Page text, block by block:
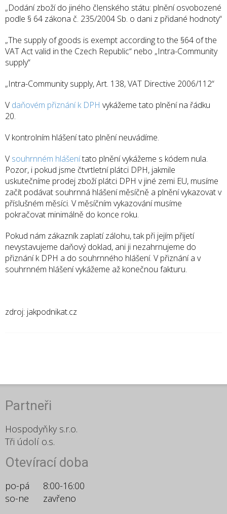
„Dodání zboží do jiného členského státu: plnění osvobozené
podle § 64 zákona č. 235/2004 Sb. o dani z přidané hodnoty“
„The supply of goods is exempt according to the §64 of the
VAT Act valid in the Czech Republic“ nebo „Intra-Community
supply“
„Intra-Community supply, Art. 138, VAT Directive 2006/112“
V daňovém přiznání k DPH vykážeme tato plnění na řádku
20.
V kontrolním hlášení tato plnění neuvádíme.
V souhrnném hlášenítato plnění vykážeme s kódem nula.
Pozor, i pokud jsme čtvrtletní plátci DPH, jakmile
uskutečníme prodej zboží plátci DPH v jiné zemi EU, musíme
začít podávat souhrnná hlášení měsíčně a plnění vykazovat v
příslušném měsíci. V měsíčním vykazování musíme
pokračovat minimálně do konce roku.
Pokud nám zákazník zaplatí zálohu, tak při jejím přijetí
nevystavujeme daňový doklad, ani ji nezahrnujeme do
přiznání k DPH a do souhrnného hlášení. V přiznání a v
souhrnném hlášení vykážeme až konečnou fakturu.
zdroj: jakpodnikat.cz
Partneři
Hospodyňky s.r.o.
Tři údolí o.s.
Otevírací doba
po-pá
8:00-16:00
so-ne
zavřeno